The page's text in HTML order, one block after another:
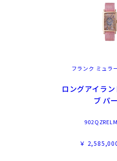
フランク ミュラ
ロングアイラ
ブ パ
￥